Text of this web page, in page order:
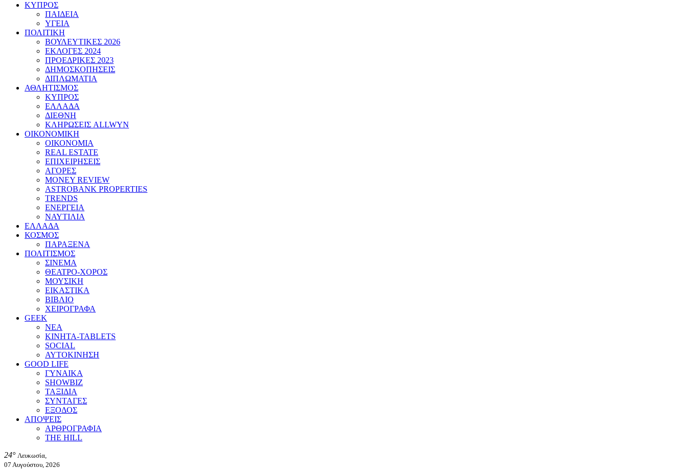
ΚΥΠΡΟΣ
ΠΑΙΔΕΙΑ
ΥΓΕΙΑ
ΠΟΛΙΤΙΚΗ
ΒΟΥΛΕΥΤΙΚΕΣ 2026
ΕΚΛΟΓΕΣ 2024
ΠΡΟΕΔΡΙΚΕΣ 2023
ΔΗΜΟΣΚΟΠΗΣΕΙΣ
ΔΙΠΛΩΜΑΤΙΑ
ΑΘΛΗΤΙΣΜΟΣ
ΚΥΠΡΟΣ
ΕΛΛΑΔΑ
ΔΙΕΘΝΗ
ΚΛΗΡΩΣΕΙΣ ALLWYN
ΟΙΚΟΝΟΜΙΚΗ
ΟΙΚΟΝΟΜΙΑ
REAL ESTATE
ΕΠΙΧΕΙΡΗΣΕΙΣ
ΑΓΟΡΕΣ
MONEY REVIEW
ASTROBANK PROPERTIES
TRENDS
ΕΝΕΡΓΕΙΑ
ΝΑΥΤΙΛΙΑ
ΕΛΛΑΔΑ
ΚΟΣΜΟΣ
ΠΑΡΑΞΕΝΑ
ΠΟΛΙΤΙΣΜΟΣ
ΣΙΝΕΜΑ
ΘΕΑΤΡΟ-ΧΟΡΟΣ
ΜΟΥΣΙΚΗ
ΕΙΚΑΣΤΙΚΑ
ΒΙΒΛΙΟ
ΧΕΙΡΟΓΡΑΦΑ
GEEK
ΝΕΑ
ΚΙΝΗΤΑ-TABLETS
SOCIAL
ΑΥΤΟΚΙΝΗΣΗ
GOOD LIFE
ΓΥΝΑΙΚΑ
SHOWBIZ
ΤΑΞΙΔΙΑ
ΣΥΝΤΑΓΕΣ
ΕΞΟΔΟΣ
ΑΠΟΨΕΙΣ
ΑΡΘΡΟΓΡΑΦΙΑ
THE HILL
24° Λευκωσία,
07 Αυγούστου, 2026